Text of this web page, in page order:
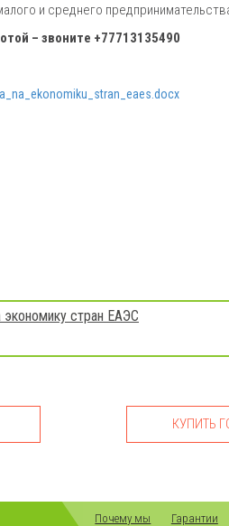
и среднего
– звоните +77713135490
экономику стран ЕАЭС
КУПИТЬ
Почему мы Гарантии